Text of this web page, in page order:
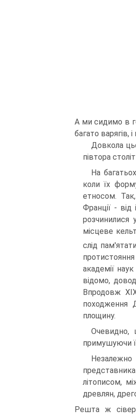
А ми сидимо в
багато
Довкола
півтора
На
коли їх
етносом.
Франції - від
розчинилися
місцеве
слід
академії
відомо,
Впродовж
походження
площину.
Очевидно,
примушуючи
літописом,
древлян,
Решта ж